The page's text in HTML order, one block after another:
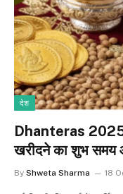
देश
Dhanteras 2025
खरीदने का शुभ समय
By Shweta Sharma 18